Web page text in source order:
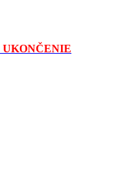
UKONČENIE